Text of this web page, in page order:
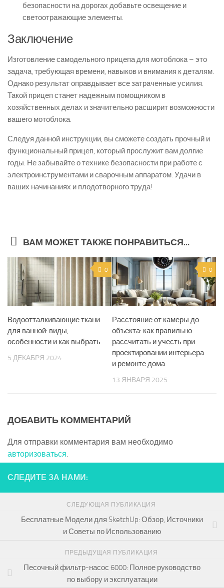
безопасности на дорогах добавьте освещение и
светоотражающие элементы.
Заключение
Изготовление самодельного прицепа для мотоблока – это
задача, требующая времени, навыков и внимания к деталям.
Однако результат оправдывает все затраченные усилия.
Такой прицеп станет надежным помощником в
хозяйственных делах и значительно расширит возможности
вашего мотоблока.
Следуя данной инструкции, вы сможете создать прочный и
функциональный прицеп, который прослужит вам долгие
годы. Не забывайте о технике безопасности при работе с
электроинструментами и сварочным аппаратом. Удачи в
ваших начинаниях и плодотворного труда!
ВАМ МОЖЕТ ТАКЖЕ ПОНРАВИТЬСЯ...
0
Водоотталкивающие ткани
для ванной: виды,
особенности и как выбрать
5 ДЕКАБРЯ 2024
0
Расстояние от камеры до
объекта: как правильно
рассчитать и учесть при
проектировании интерьера
и ремонте дома
13 ЯНВАРЯ 2025
ДОБАВИТЬ КОММЕНТАРИЙ
Для отправки комментария вам необходимо
авторизоваться.
СЛЕДИТЕ ЗА НАМИ:
СЛЕДУЮЩАЯ ПУБЛИКАЦИЯ
Бесплатные Модели для SketchUp: Обзор, Источники
и Советы по Использованию
ПРЕДЫДУЩАЯ ПУБЛИКАЦИЯ
Песочный фильтр-насос 6000: Полное руководство
по выбору и эксплуатации